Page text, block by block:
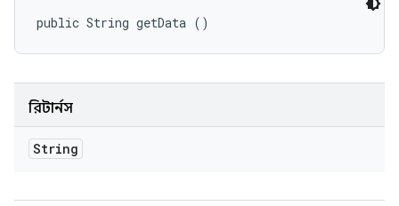
public String getData ()
রিটার্নস
String